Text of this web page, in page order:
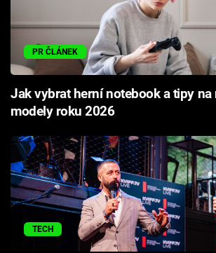
PR ČLÁNEK
Jak vybrat herní notebook a tipy na
modely roku 2026
TECH